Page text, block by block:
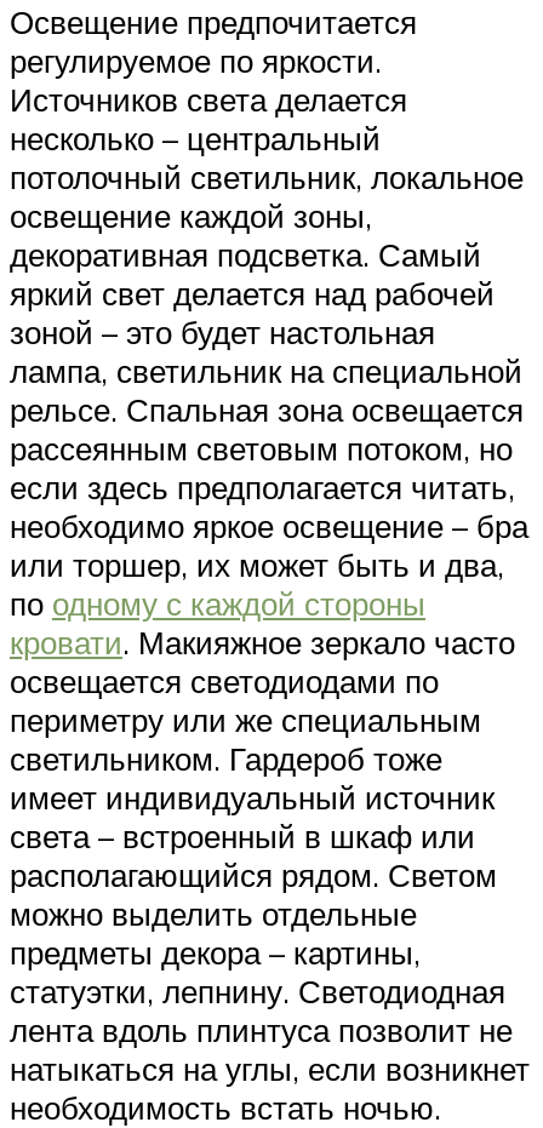
Освещение предпочитается
регулируемое по яркости.
Источников света делается
несколько – центральный
потолочный светильник, локальное
освещение каждой зоны,
декоративная подсветка. Самый
яркий свет делается над рабочей
зоной – это будет настольная
лампа, светильник на специальной
рельсе. Спальная зона освещается
рассеянным световым потоком, но
если здесь предполагается читать,
необходимо яркое освещение – бра
или торшер, их может быть и два,
по одному с каждой стороны
кровати. Макияжное зеркало часто
освещается светодиодами по
периметру или же специальным
светильником. Гардероб тоже
имеет индивидуальный источник
света – встроенный в шкаф или
располагающийся рядом. Светом
можно выделить отдельные
предметы декора – картины,
статуэтки, лепнину. Светодиодная
лента вдоль плинтуса позволит не
натыкаться на углы, если возникнет
необходимость встать ночью.